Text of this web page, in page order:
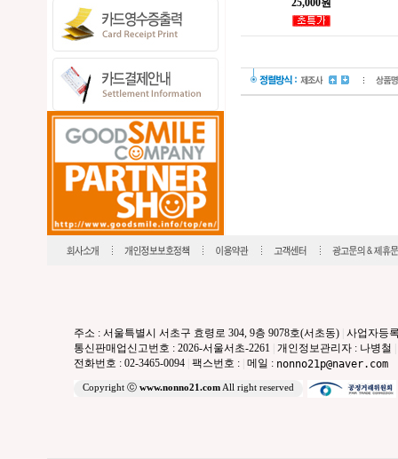
25,000원
주소 : 서울특별시 서초구 효령로 304, 9층 9078호(서초동) 사업자등
통신판매업신고번호 : 2026-서울서초-2261 개인정보관리자 : 나병철
전화번호 : 02-3465-0094 팩스번호 : 메일 : nonno21p@naver.com
Copyright ⓒ www.nonno21.comAll right reserved